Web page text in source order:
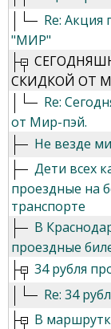
Re: Акция
"МИР"
СКИДКОЙ ОТ
Re:
от Мир-пэй.
Не везде
Дети всех
проездные на
транспорте
В
проездные
34 рубля
Re: 34
В